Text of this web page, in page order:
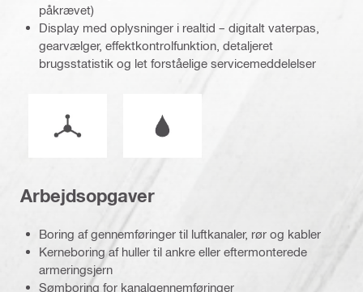
påkrævet)
Display med oplysninger i realtid – digitalt vaterpas,
gearvælger, effektkontrolfunktion, detaljeret
brugsstatistik og let forståelige servicemeddelelser
Arbejdsopgaver
Boring af gennemføringer til luftkanaler, rør og kabler
Kerneboring af huller til ankre eller eftermonterede
armeringsjern
Sømboring for kanalgennemføringer